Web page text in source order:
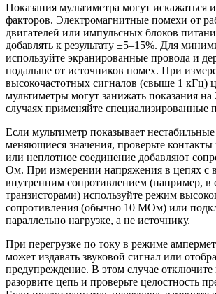
Показания мультиметра могут искажаться
факторов. Электромагнитные помехи от
двигателей или импульсных блоков
добавлять к результату ±5–15%. Для
используйте экранированные провода и
подальше от источников помех. При
высокочастотных сигналов (свыше 1 кГц)
мультиметры могут занижать показания на
случаях применяйте специализированные
Если мультиметр показывает
меняющиеся значения, проверьте
или неплотное соединение добавляют
Ом. При измерении напряжения в цепях с
внутренним сопротивлением (например, в
транзисторами) используйте режим
сопротивления (обычно 10 МОм) или
параллельно нагрузке, а не источнику.
При перегрузке по току в режиме
может издавать звуковой сигнал или
предупреждение. В этом случае отключите
разорвите цепь и проверьте целостность